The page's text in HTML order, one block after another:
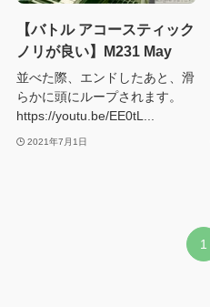
【バトル アコースティック
ノリが良い】M231 May
並べた際、エンドしたあと、滑
らかに頭にループされます。
https://youtu.be/EE0tL...
2021年7月1日
1